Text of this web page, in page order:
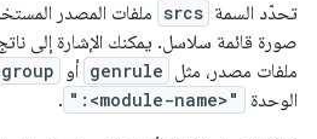
تحدّد السمة srcs ملفات المصدر
صورة قائمة سلاسل. يمكنك الإشارة إلى
ملفات مصدر، مثل genrule أو
الوحدة
":<module-name>"
.